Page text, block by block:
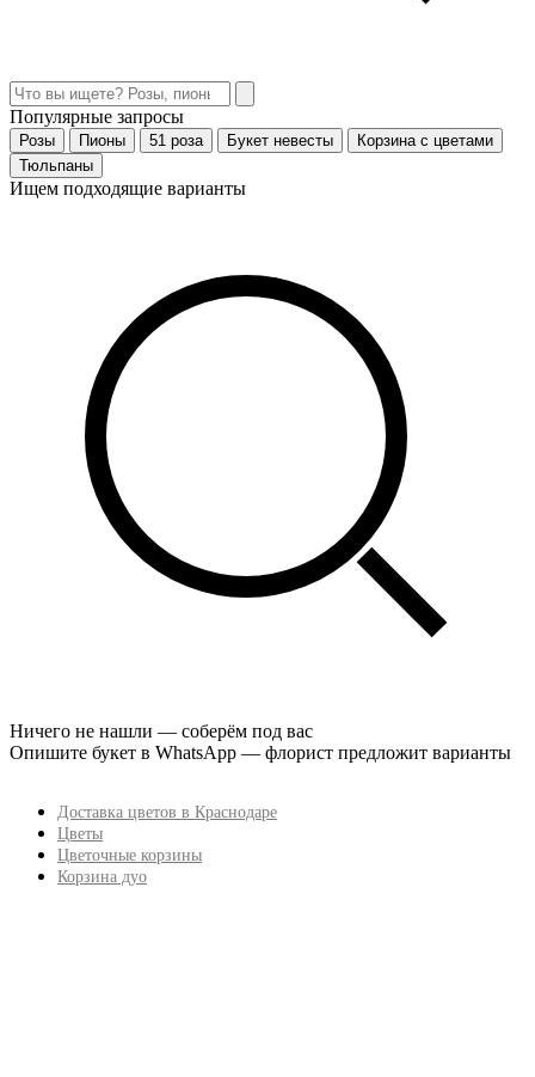
Популярные запросы
Розы Пионы 51 роза Букет невесты
Корзина с цветами
Тюльпаны
Ищем подходящие варианты
Ничего не нашли — соберём под вас
Опишите букет в WhatsApp — флорист предложит варианты
Доставка цветов в Краснодаре
Цветы
Цветочные корзины
Корзина дуо